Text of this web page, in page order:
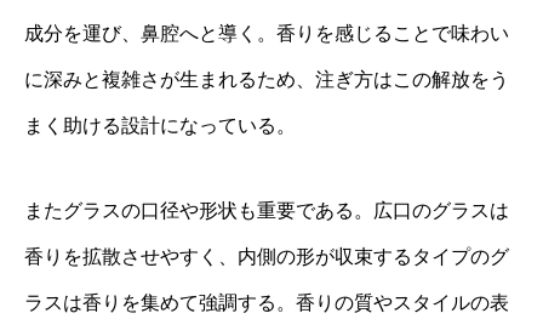
成分を運び、鼻腔へと導く。香りを感じることで味わい
に深みと複雑さが生まれるため、注ぎ方はこの解放をう
まく助ける設計になっている。
またグラスの口径や形状も重要である。広口のグラスは
香りを拡散させやすく、内側の形が収束するタイプのグ
ラスは香りを集めて強調する。香りの質やスタイルの表